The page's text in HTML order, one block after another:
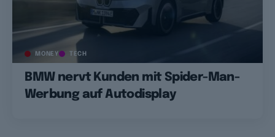
MONEY TECH
BMW nervt Kunden mit Spider-Man-
Werbung auf Autodisplay